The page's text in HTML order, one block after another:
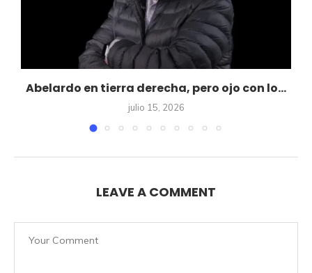
Abelardo en tierra derecha, pero ojo con lo...
julio 15, 2026
LEAVE A COMMENT